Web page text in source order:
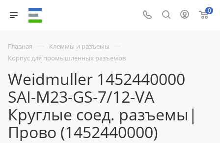
0
Главная — Клеммы и разъемы —
Корпус для промышленных разъемов
Weidmuller 1452440000
SAI-M23-GS-7/12-VA
Круглые соед. разъемы|
Прово (1452440000)